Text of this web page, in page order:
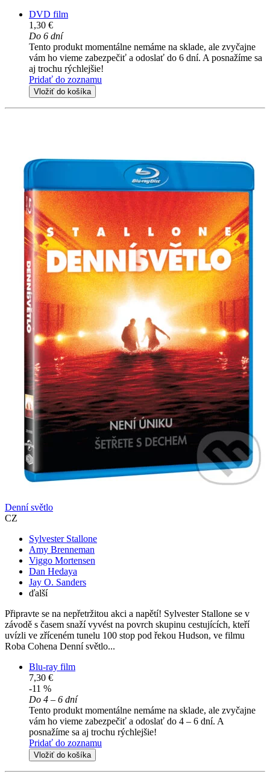
DVD film
1,30 €
Do 6 dní
Tento produkt momentálne nemáme na sklade, ale zvyčajne
vám ho vieme zabezpečiť a odoslať do 6 dní. A posnažíme sa
aj trochu rýchlejšie!
Pridať do zoznamu
Vložiť do košíka
Denní světlo
CZ
Sylvester Stallone
Amy Brenneman
Viggo Mortensen
Dan Hedaya
Jay O. Sanders
ďalší
Připravte se na nepřetržitou akci a napětí! Sylvester Stallone se v
závodě s časem snaží vyvést na povrch skupinu cestujících, kteří
uvízli ve zříceném tunelu 100 stop pod řekou Hudson, ve filmu
Roba Cohena Denní světlo...
Blu-ray film
7,30 €
-11 %
Do 4 – 6 dní
Tento produkt momentálne nemáme na sklade, ale zvyčajne
vám ho vieme zabezpečiť a odoslať do 4 – 6 dní. A
posnažíme sa aj trochu rýchlejšie!
Pridať do zoznamu
Vložiť do košíka